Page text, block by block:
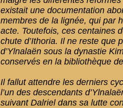
existait une documentation
membres de la lignée, qui par
acte. Toutefois, ces centaines
chute d’Ithoria. Il ne reste que
d’Ylnalaën sous la dynastie
conservés en la bibliothèque
Il fallut attendre les derniers
l’un des descendants
suivant Dalriel dans sa lutte